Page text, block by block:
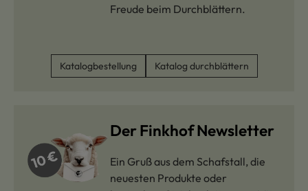
Freude beim Durchblättern.
Katalogbestellung Katalog durchblättern
Der Finkhof Newsletter
Ein Gruß aus dem Schafstall, die
neuesten Produkte oder